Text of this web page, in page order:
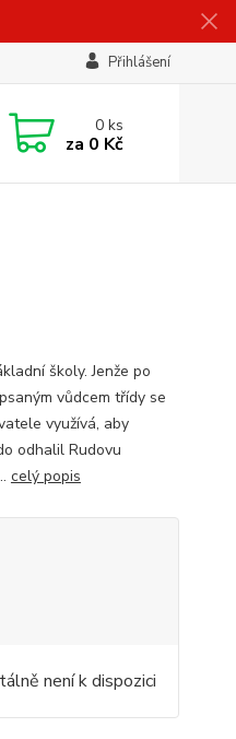
Přihlášení
0ks
za 0 Kč
školy. Jenže po
vůdcem třídy se
využívá, aby
odhalil Rudovu
celý popis
není k dispozici